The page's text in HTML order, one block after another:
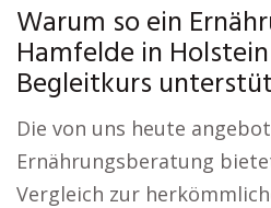
Warum so ein
Hamfelde in
Begleitkurs
Die von uns heute
Ernährungsberatung
Vergleich zur